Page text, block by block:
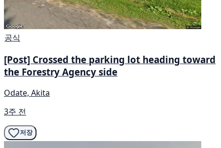
공식
[Post] Crossed the parking lot heading toward
the Forestry Agency side
Odate, Akita
3주 전
저장